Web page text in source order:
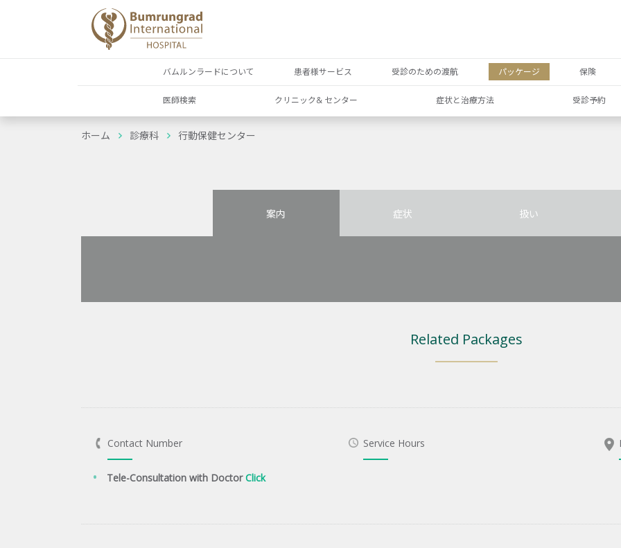
バムルンラードについて 患者様サービス 受診のための渡航 パッケージ 保険
医師検索 クリニック& センター 症状と治療方法 受診予約
ホーム 診療科 行動保健センター
案内 症状 扱い
Related Packages
Contact Number
Tele-Consultation with DoctorClick
Service Hours